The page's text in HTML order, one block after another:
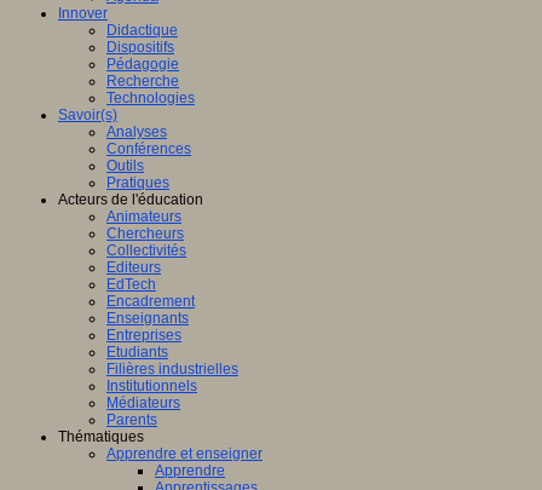
Innover
Didactique
Dispositifs
Pédagogie
Recherche
Technologies
Savoir(s)
Analyses
Conférences
Outils
Pratiques
Acteurs de l'éducation
Animateurs
Chercheurs
Collectivités
Editeurs
EdTech
Encadrement
Enseignants
Entreprises
Etudiants
Filières industrielles
Institutionnels
Médiateurs
Parents
Thématiques
Apprendre et enseigner
Apprendre